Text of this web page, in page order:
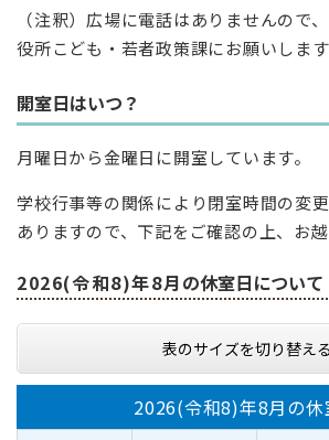
（注釈）広場に電話はありませんので
役所こども・若者政策課にお願いします
開室日はいつ？
月曜日から金曜日に開室しています。
学校行事等の関係により閉室時間の変
ありますので、下記をご確認の上、お越
2026(令和8)年8月の休室日について
表のサイズを切り替える
2026(令和8)年8月の休